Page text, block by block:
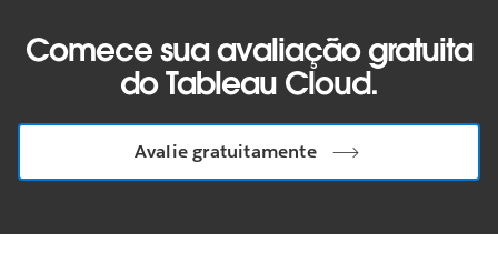
Comece sua avaliação gratuita
do Tableau Cloud.
Avalie gratuitamente